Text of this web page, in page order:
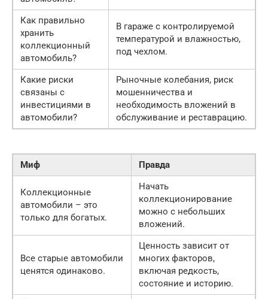
Как правильно
хранить
коллекционный
автомобиль?
В гараже с контролируемой
температурой и влажностью,
под чехлом.
Какие риски
связаны с
инвестициями в
автомобили?
Рыночные колебания, риск
мошенничества и
необходимость вложений в
обслуживание и реставрацию.
Миф Правда
Коллекционные
автомобили – это
только для богатых.
Начать
коллекционирование
можно с небольших
вложений.
Все старые автомобили
ценятся одинаково.
Ценность зависит от
многих факторов,
включая редкость,
состояние и историю.